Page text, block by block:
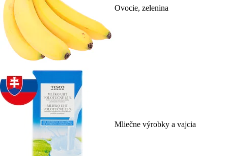
Ovocie, zelenina
Mliečne výrobky a vajcia